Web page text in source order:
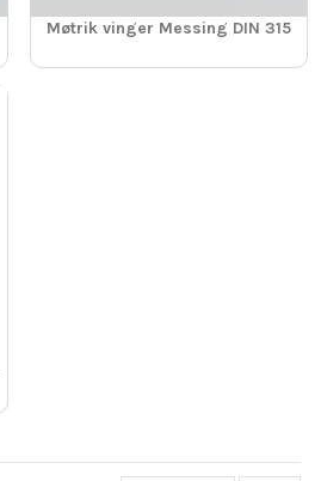
Møtrik vinger Messing DIN 315